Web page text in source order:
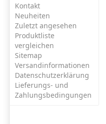
Kontakt
Neuheiten
Zuletzt angesehen
Produktliste
vergleichen
Sitemap
Versandinformationen
Datenschutzerklärung
Lieferungs- und
Zahlungsbedingungen